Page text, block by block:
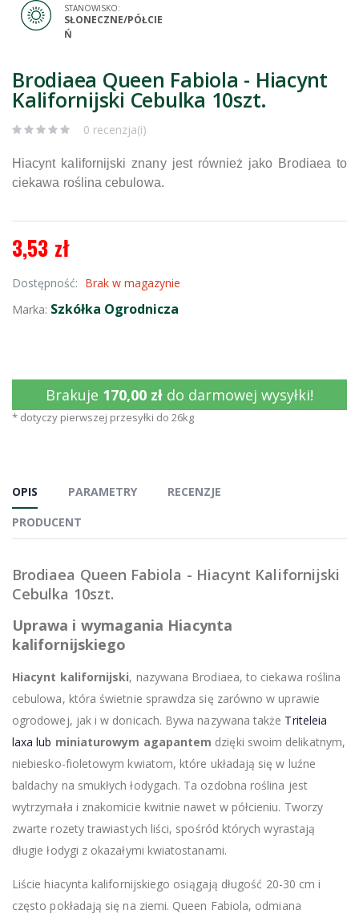
STANOWISKO:
SŁONECZNE/PÓŁCIE
Ń
Brodiaea Queen Fabiola - Hiacynt
Kalifornijski Cebulka 10szt.
0 recenzja(i)
Hiacynt kalifornijski znany jest również jako Brodiaea to
ciekawa roślina cebulowa.
3,53 zł
Dostępność: Brak w magazynie
Marka: Szkółka Ogrodnicza
Brakuje 170,00 zł do darmowej wysyłki!
* dotyczy pierwszej przesyłki do 26kg
OPIS PARAMETRY
RECENZJE
PRODUCENT
Brodiaea Queen Fabiola - Hiacynt Kalifornijski
Cebulka 10szt.
Uprawa i wymagania Hiacynta
kalifornijskiego
Hiacynt kalifornijski, nazywana Brodiaea, to ciekawa roślina
cebulowa, która świetnie sprawdza się zarówno w uprawie
ogrodowej, jak i w donicach. Bywa nazywana także Triteleia
laxa lub miniaturowym agapantem dzięki swoim delikatnym,
niebiesko-fioletowym kwiatom, które układają się w luźne
baldachy na smukłych łodygach. Ta ozdobna roślina jest
wytrzymała i znakomicie kwitnie nawet w półcieniu. Tworzy
zwarte rozety trawiastych liści, spośród których wyrastają
długie łodygi z okazałymi kwiatostanami.
Liście hiacynta kalifornijskiego osiągają długość 20-30 cm i
często pokładają się na ziemi. Queen Fabiola, odmiana